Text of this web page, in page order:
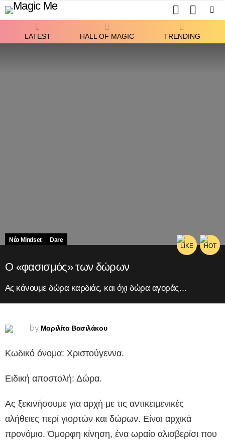
SWITCH
SKIN
LATEST HALL OF MAGIC TRENDING
Νέο Mindset Dare
Ο «φασισμός» των δώρων
Ας κάνουμε δώρα καρδιάς, και όχι δώρα αγοράς…
by Μαριλίτα Βασιλάκου
Κωδικό όνομα: Χριστούγεννα.
Ειδική αποστολή: Δώρα.
Ας ξεκινήσουμε για αρχή με τις αντικειμενικές
αλήθειες περί γιορτών και δώρων. Είναι αρχικά
προνόμιο. Όμορφη κίνηση, ένα ωραίο αλισβερίσι που